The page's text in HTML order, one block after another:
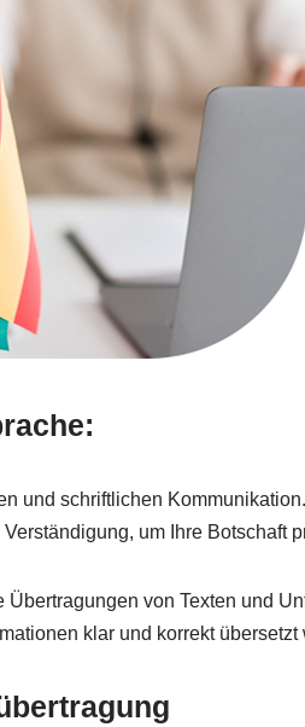
und schriftlichen
um Ihre Botschaft
von Texten und
klar und korrekt